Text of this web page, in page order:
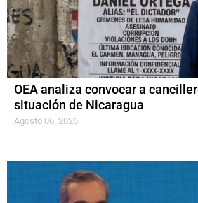
OEA analiza convocar a
situación de Nicaragua
Agosto 06, 2026